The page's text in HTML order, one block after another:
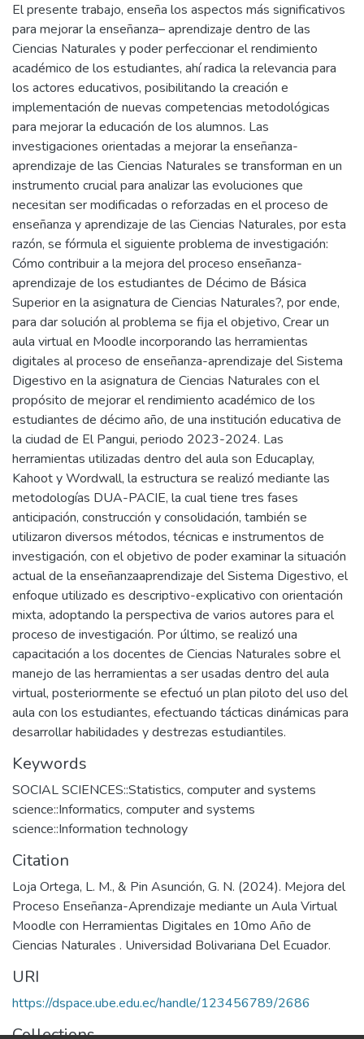
El presente trabajo, enseña los aspectos más significativos
para mejorar la enseñanza– aprendizaje dentro de las
Ciencias Naturales y poder perfeccionar el rendimiento
académico de los estudiantes, ahí radica la relevancia para
los actores educativos, posibilitando la creación e
implementación de nuevas competencias metodológicas
para mejorar la educación de los alumnos. Las
investigaciones orientadas a mejorar la enseñanza-
aprendizaje de las Ciencias Naturales se transforman en un
instrumento crucial para analizar las evoluciones que
necesitan ser modificadas o reforzadas en el proceso de
enseñanza y aprendizaje de las Ciencias Naturales, por esta
razón, se fórmula el siguiente problema de investigación:
Cómo contribuir a la mejora del proceso enseñanza-
aprendizaje de los estudiantes de Décimo de Básica
Superior en la asignatura de Ciencias Naturales?, por ende,
para dar solución al problema se fija el objetivo, Crear un
aula virtual en Moodle incorporando las herramientas
digitales al proceso de enseñanza-aprendizaje del Sistema
Digestivo en la asignatura de Ciencias Naturales con el
propósito de mejorar el rendimiento académico de los
estudiantes de décimo año, de una institución educativa de
la ciudad de El Pangui, periodo 2023-2024. Las
herramientas utilizadas dentro del aula son Educaplay,
Kahoot y Wordwall, la estructura se realizó mediante las
metodologías DUA-PACIE, la cual tiene tres fases
anticipación, construcción y consolidación, también se
utilizaron diversos métodos, técnicas e instrumentos de
investigación, con el objetivo de poder examinar la situación
actual de la enseñanzaaprendizaje del Sistema Digestivo, el
enfoque utilizado es descriptivo-explicativo con orientación
mixta, adoptando la perspectiva de varios autores para el
proceso de investigación. Por último, se realizó una
capacitación a los docentes de Ciencias Naturales sobre el
manejo de las herramientas a ser usadas dentro del aula
virtual, posteriormente se efectuó un plan piloto del uso del
aula con los estudiantes, efectuando tácticas dinámicas para
desarrollar habilidades y destrezas estudiantiles.
Keywords
SOCIAL SCIENCES::Statistics, computer and systems
science::Informatics, computer and systems
science::Information technology
Citation
Loja Ortega, L. M., & Pin Asunción, G. N. (2024). Mejora del
Proceso Enseñanza-Aprendizaje mediante un Aula Virtual
Moodle con Herramientas Digitales en 10mo Año de
Ciencias Naturales . Universidad Bolivariana Del Ecuador.
URI
https://dspace.ube.edu.ec/handle/123456789/2686
Collections